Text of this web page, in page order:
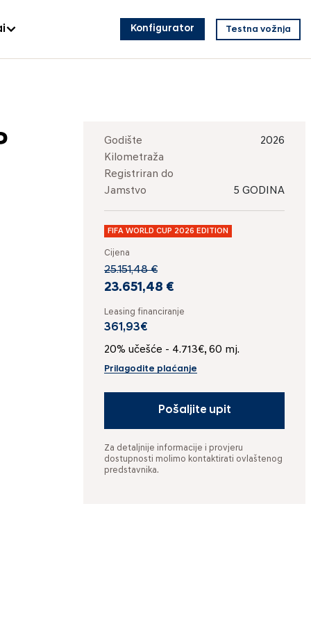
Konfigurator Testna vožnja
Godište
2026
Kilometraža
Registriran do
Jamstvo
5 GODINA
FIFA WORLD CUP 2026 EDITION
Cijena
25.151,48 €
23.651,48 €
Leasing financiranje
361,93€
20% učešće - 4.713€, 60 mj.
Prilagodite plaćanje
Pošaljite upit
Za detaljnije informacije i provjeru
dostupnosti molimo kontaktirati ovlaštenog
predstavnika.